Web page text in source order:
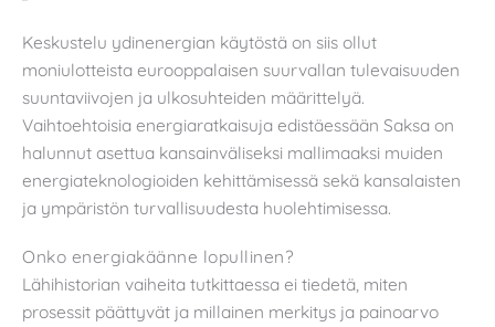
Keskustelu ydinenergian käytöstä on siis ollut
moniulotteista eurooppalaisen suurvallan tulevaisuuden
suuntaviivojen ja ulkosuhteiden määrittelyä.
Vaihtoehtoisia energiaratkaisuja edistäessään Saksa on
halunnut asettua kansainväliseksi mallimaaksi muiden
energiateknologioiden kehittämisessä sekä kansalaisten
ja ympäristön turvallisuudesta huolehtimisessa.
Onko energiakäänne lopullinen?
Lähihistorian vaiheita tutkittaessa ei tiedetä, miten
prosessit päättyvät ja millainen merkitys ja painoarvo